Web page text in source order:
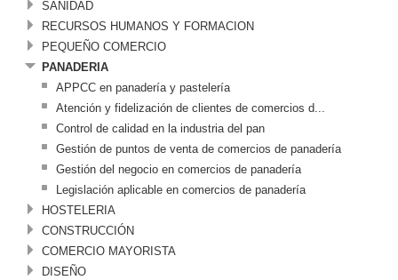
SANIDAD
RECURSOS HUMANOS Y FORMACION
PEQUEÑO COMERCIO
PANADERIA
APPCC en panadería y pastelería
Atención y fidelización de clientes de comercios d...
Control de calidad en la industria del pan
Gestión de puntos de venta de comercios de panadería
Gestión del negocio en comercios de panadería
Legislación aplicable en comercios de panadería
HOSTELERIA
CONSTRUCCIÓN
COMERCIO MAYORISTA
DISEÑO